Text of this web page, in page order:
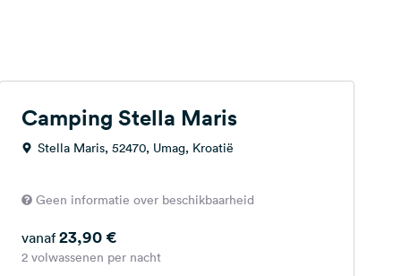
Camping Stella Maris
Stella Maris, 52470, Umag, Kroatië
Geen informatie over beschikbaarheid
vanaf 23,90 €
2 volwassenen per nacht